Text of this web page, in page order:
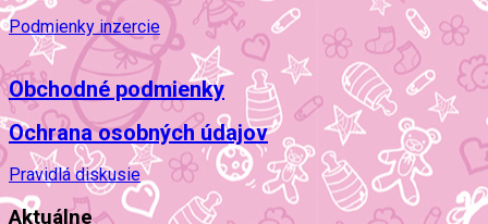
Podmienky inzercie
Obchodné podmienky
Ochrana osobných údajov
Pravidlá diskusie
Aktuálne